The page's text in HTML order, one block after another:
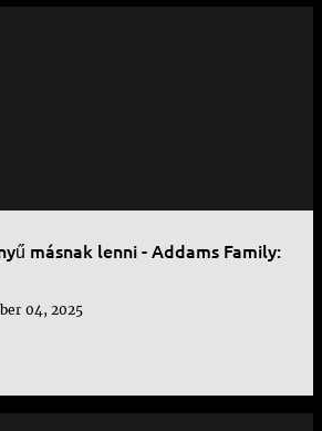
másnak lenni - Addams Family:
04, 2025